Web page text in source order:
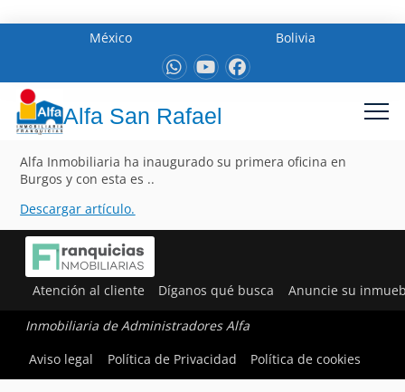
México Bolivia
Alfa San Rafael
Alfa Inmobiliaria ha inaugurado su primera oficina en
Burgos y con esta es ..
Descargar artículo.
Atención al cliente Díganos qué busca Anuncie su
Inmobiliaria de Administradores Alfa
Aviso legal
Política de Privacidad Política de cookies